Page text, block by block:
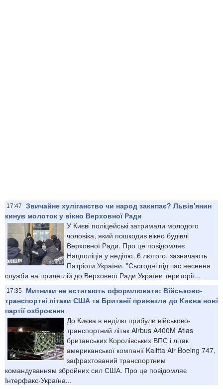
17:47
Звичайне хуліганство чи народ закипає? Львів'янин
кинув молоток у вікно Верховної Ради
У Києві поліцейські затримали молодого
чоловіка, який пошкодив вікно будівлі
Верховної Ради. Про це повідомляє
Нацполіція у неділю, 6 лютого, зазначають
Патріоти України. "Сьогодні під час несення
служби на прилеглій до Верховної Ради України території...
17:35
​Митники не встигають оформлювати: Військово-
транспортні літаки США та Британії привезли до Києва нові
партії озброєння
До Києва в неділю прибули військово-
транспортний літак Airbus A400M Atlas
британських Королівських ВПС і літак
американської компанії Kalitta Air Boeing 747,
зафрахтований транспортним
командуванням збройних сил США. Про це повідомляє
Інтерфакс-Україна...